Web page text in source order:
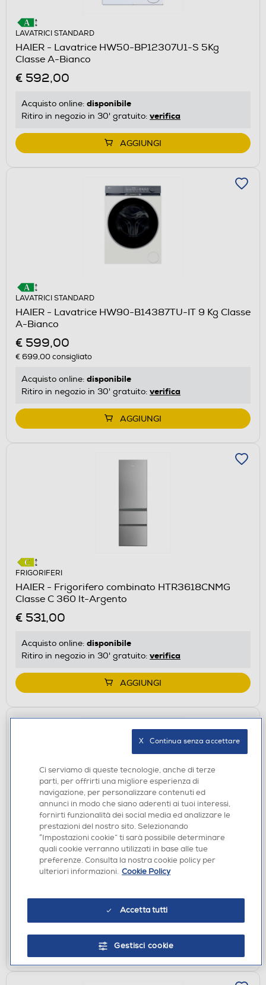
LAVATRICI STANDARD
HAIER - Lavatrice HW50-BP12307U1-S 5Kg
Classe A-Bianco
€ 592,00
Acquisto online: disponibile
Ritiro in negozio in 30' gratuito: verifica
AGGIUNGI
LAVATRICI STANDARD
HAIER - Lavatrice HW90-B14387TU-IT 9 Kg Classe
A-Bianco
€ 599,00
€ 699,00consigliato
Acquisto online: disponibile
Ritiro in negozio in 30' gratuito: verifica
AGGIUNGI
FRIGORIFERI
HAIER - Frigorifero combinato HTR3618CNMG
Classe C 360 lt-Argento
€ 531,00
Acquisto online: disponibile
Ritiro in negozio in 30' gratuito: verifica
AGGIUNGI
LAVATRICI STANDARD
HAIER - Lavatrice THASN266TM5S 6 Kg Classe A-
White
disponibile
Ritiro in negozio in 30' gratuito:
AGGIUNGI
Ci serviamo di queste tecnologie, anche di terze
parti, per offrirti una migliore esperienza di
navigazione, per personalizzare contenuti ed
annunci in modo che siano aderenti ai tuoi interessi,
fornirti funzionalità dei social media ed analizzare le
prestazioni del nostro sito. Selezionando
“Impostazioni cookie” ti sarà possibile determinare
quali cookie verranno utilizzati in base alle tue
preferenze. Consulta la nostra cookie policy per
ulteriori informazioni. Cookie Policy
Accetta tutti
Gestisci cookie
X   Continua senza accettare